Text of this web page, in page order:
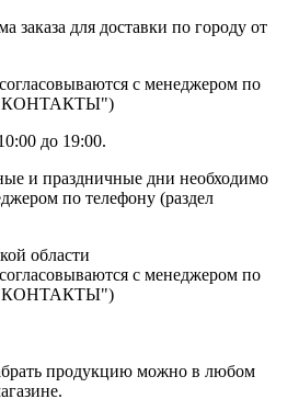
заказа для доставки по городу от
с менеджером по
"КОНТАКТЫ")
до 19:00.
и праздничные дни необходимо
по телефону (раздел
области
с менеджером по
"КОНТАКТЫ")
продукцию можно в любом